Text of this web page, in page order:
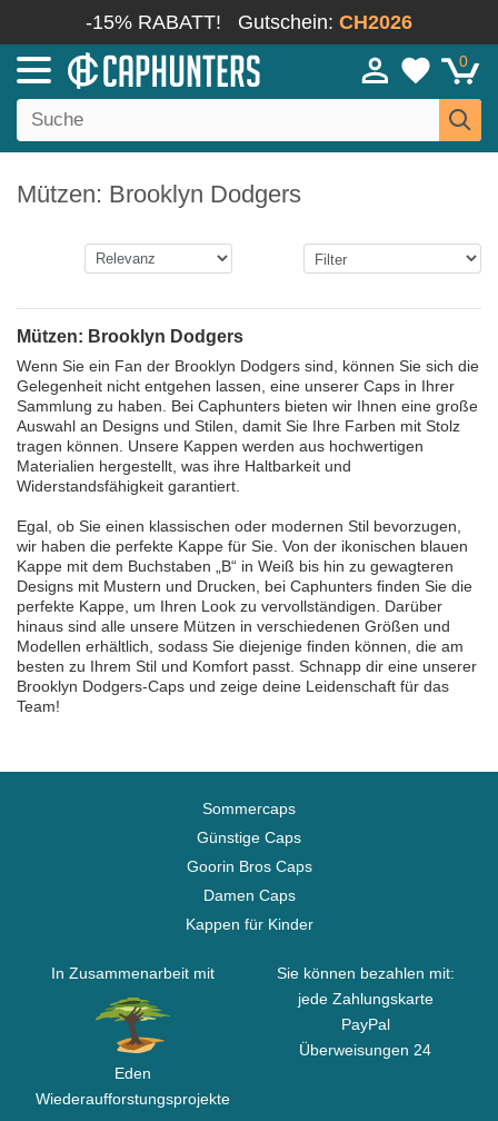
-15% RABATT! Gutschein: CH2026
0
Mützen: Brooklyn Dodgers
Mützen: Brooklyn Dodgers
Wenn Sie ein Fan der Brooklyn Dodgers sind, können Sie sich die
Gelegenheit nicht entgehen lassen, eine unserer Caps in Ihrer
Sammlung zu haben. Bei Caphunters bieten wir Ihnen eine große
Auswahl an Designs und Stilen, damit Sie Ihre Farben mit Stolz
tragen können. Unsere Kappen werden aus hochwertigen
Materialien hergestellt, was ihre Haltbarkeit und
Widerstandsfähigkeit garantiert.
Egal, ob Sie einen klassischen oder modernen Stil bevorzugen,
wir haben die perfekte Kappe für Sie. Von der ikonischen blauen
Kappe mit dem Buchstaben „B“ in Weiß bis hin zu gewagteren
Designs mit Mustern und Drucken, bei Caphunters finden Sie die
perfekte Kappe, um Ihren Look zu vervollständigen. Darüber
hinaus sind alle unsere Mützen in verschiedenen Größen und
Modellen erhältlich, sodass Sie diejenige finden können, die am
besten zu Ihrem Stil und Komfort passt. Schnapp dir eine unserer
Brooklyn Dodgers-Caps und zeige deine Leidenschaft für das
Team!
Sommercaps
Günstige Caps
Goorin Bros Caps
Damen Caps
Kappen für Kinder
In Zusammenarbeit mit
Eden
Wiederaufforstungsprojekte
Sie können bezahlen mit:
jede Zahlungskarte
PayPal
Überweisungen 24